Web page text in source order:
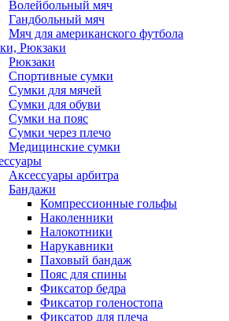
Волейбольный мяч
Гандбольный мяч
Мяч для американского футбола
Рюкзаки
Рюкзаки
Спортивные сумки
Сумки для мячей
Сумки для обуви
Сумки на пояс
Сумки через плечо
Медицинские сумки
Аксессуары арбитра
Бандажи
Компрессионные гольфы
Наколенники
Налокотники
Нарукавники
Паховый бандаж
Пояс для спины
Фиксатор бедра
Фиксатор голеностопа
Фиксатор для плеча